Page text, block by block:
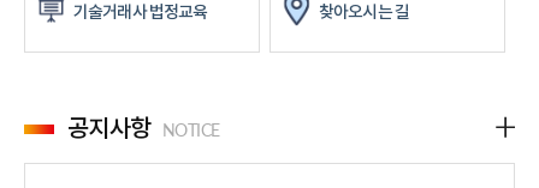
기술거래사 법정교육 찾아오시는 길
공지사항 NOTICE